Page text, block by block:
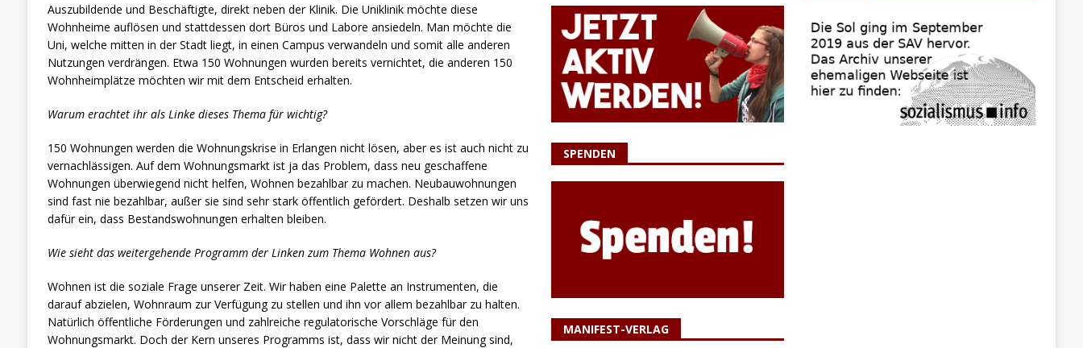
Auszubildende und Beschäftigte, direkt neben der Klinik. Die Uniklinik möchte diese
Wohnheime auflösen und stattdessen dort Büros und Labore ansiedeln. Man möchte die
Uni, welche mitten in der Stadt liegt, in einen Campus verwandeln und somit alle anderen
Nutzungen verdrängen. Etwa 150 Wohnungen wurden bereits vernichtet, die anderen 150
Wohnheimplätze möchten wir mit dem Entscheid erhalten.
Warum erachtet ihr als Linke dieses Thema für wichtig?
150 Wohnungen werden die Wohnungskrise in Erlangen nicht lösen, aber es ist auch nicht zu
vernachlässigen. Auf dem Wohnungsmarkt ist ja das Problem, dass neu geschaffene
Wohnungen überwiegend nicht helfen, Wohnen bezahlbar zu machen. Neubauwohnungen
sind fast nie bezahlbar, außer sie sind sehr stark öffentlich gefördert. Deshalb setzen wir uns
dafür ein, dass Bestandswohnungen erhalten bleiben.
Wie sieht das weitergehende Programm der Linken zum Thema Wohnen aus?
Wohnen ist die soziale Frage unserer Zeit. Wir haben eine Palette an Instrumenten, die
darauf abzielen, Wohnraum zur Verfügung zu stellen und ihn vor allem bezahlbar zu halten.
Natürlich öffentliche Förderungen und zahlreiche regulatorische Vorschläge für den
Wohnungsmarkt. Doch der Kern unseres Programms ist, dass wir nicht der Meinung sind,
SPENDEN
MANIFEST-VERLAG